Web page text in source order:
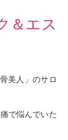
＆エス
美人」のサロ
で悩んでいた